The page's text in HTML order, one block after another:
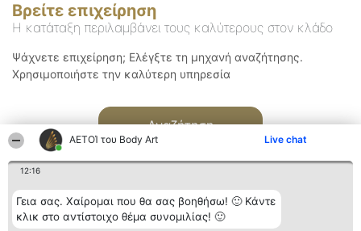
ΑΕΤΟΊ του Body Art Live chat
12:16
Γεια σας. Χαίρομαι που θα σας βοηθήσω! 🙂 Κάντε
κλικ στο αντίστοιχο θέμα συνομιλίας! 🙂
Βρείτε επιχείρηση
Η κατάταξη περιλαμβάνει τους καλύτερους στον κλάδο
Ψάχνετε επιχείρηση; Ελέγξτε τη μηχανή αναζήτησης.
Χρησιμοποιήστε την καλύτερη υπηρεσία
Αναζήτηση